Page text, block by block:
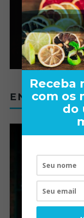
Receba
com os
do